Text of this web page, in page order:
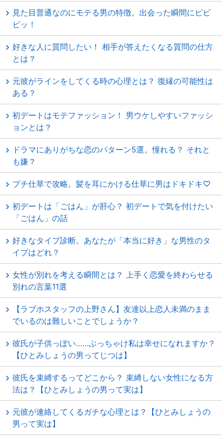
見た目普通なのにモテる男の特徴。出会った瞬間にビビ
ビッ！
好きな人に質問したい！ 相手が答えたくなる質問の仕方
とは？
元彼がラインをしてくる時の心理とは？ 復縁の可能性は
ある？
初デートはモテファッション！ 男ウケしやすいファッシ
ョンとは？
ドラマにありがちな恋のパターン5選。憧れる？ それと
も嫌？
プチ仕草で攻略。髪を耳にかける仕草に男はドキドキ♡
初デートは「ごはん」が肝心？ 初デートで気を付けたい
「ごはん」の話
好きなタイプ診断。あなたが「本当に好き」な男性のタ
イプはどれ？
女性が別れを考える瞬間とは？ 上手く恋愛を終わらせる
別れの言葉11選
【ラブホスタッフの上野さん】友達以上恋人未満のまま
でいるのは難しいことでしょうか？
彼氏が子供っぽい……ぶっちゃけ私は幸せになれますか？
【ひとみしょうの男ってじつは】
彼氏を束縛するってどこから？ 束縛しない女性になる方
法は？【ひとみしょうの男って実は】
元彼が連絡してくるガチな心理とは？【ひとみしょうの
男って実は】